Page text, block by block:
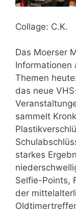
Collage: C.K.
Das Moerser
Informationen
Themen
das neue
sammelt
starkes
Selfie-Points,
der